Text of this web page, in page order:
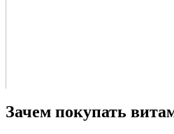
Зачем покупать